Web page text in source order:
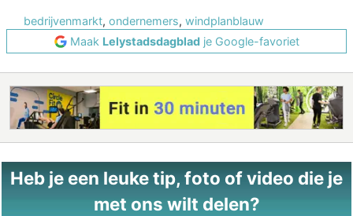
bedrijvenmarkt, ondernemers, windplanblauw
Maak Lelystadsdagbladje Google-favoriet
Heb je een leuke tip, foto of video die je
met ons wilt delen?